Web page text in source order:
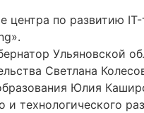
центра по развитию
Ульяновской
Светлана
Юлия
технологического